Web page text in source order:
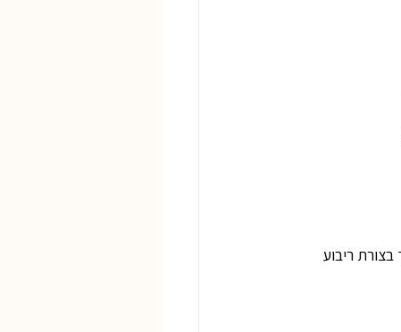
קווי חיתוך בצורת ריבוע